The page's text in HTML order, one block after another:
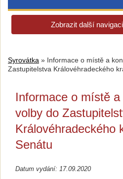
Zobrazit další navigaci
Syrovátka » Informace o místě a
Zastupitelstva Královéhradeckého
Informace o místě
volby do
Královéhradeckého
Senátu
Datum vydání: 17.09.2020